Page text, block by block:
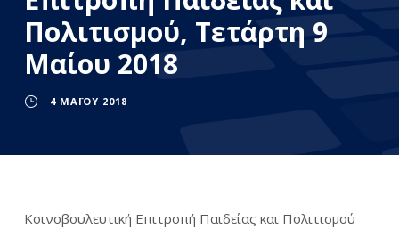
Πολιτισμού, Τετάρτη 9
Μαίου 2018
4 ΜΑΪ́ΟΥ 2018
Κοινοβουλευτική Επιτροπή Παιδείας και Πολιτισμού